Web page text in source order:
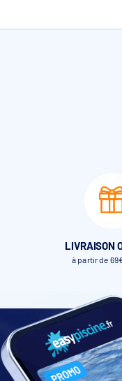
1 robot
partage de vidéo
services tiers, vous
LIVRAISON
à partir de